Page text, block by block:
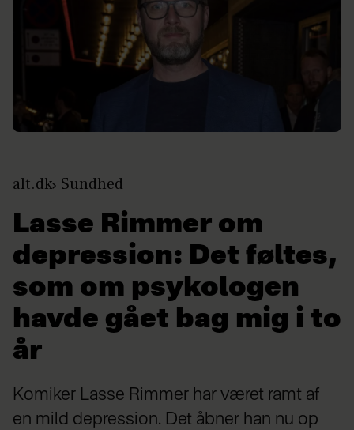
alt.dk Sundhed
Lasse Rimmer om
depression: Det føltes,
som om psykologen
havde gået bag mig i to
år
Komiker Lasse Rimmer har været ramt af
en mild depression. Det åbner han nu op